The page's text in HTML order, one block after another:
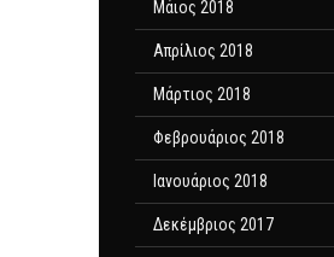
Μάιος 2018
Απρίλιος 2018
Μάρτιος 2018
Φεβρουάριος 2018
Ιανουάριος 2018
Δεκέμβριος 2017